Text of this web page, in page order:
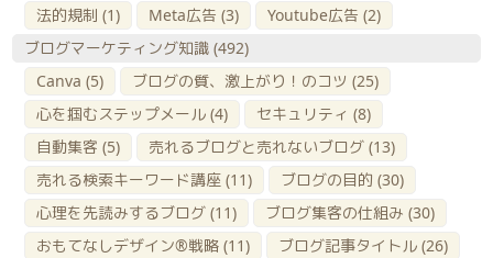
法的規制 (1) Meta広告 (3) Youtube広告 (2)
ブログマーケティング知識 (492)
Canva (5) ブログの質、激上がり！のコツ (25)
心を掴むステップメール (4) セキュリティ (8)
自動集客 (5) 売れるブログと売れないブログ (13)
売れる検索キーワード講座 (11) ブログの目的 (30)
心理を先読みするブログ (11) ブログ集客の仕組み (30)
おもてなしデザイン®戦略 (11) ブログ記事タイトル (26)